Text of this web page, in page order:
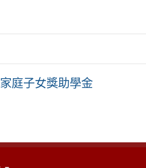
庭子女獎助學金